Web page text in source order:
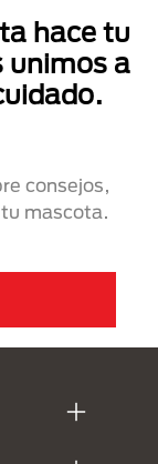
hace tu
unimos a
consejos,
mascota.